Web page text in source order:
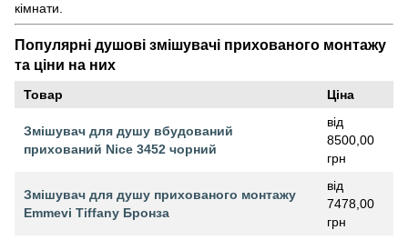
кімнати.
Популярні душові змішувачі прихованого монтажу
та ціни на них
Товар Ціна
Змішувач для душу вбудований
прихований Nice 3452 чорний
від
8500,00
грн
Змішувач для душу прихованого монтажу
Emmevi Tiffany Бронза
від
7478,00
грн